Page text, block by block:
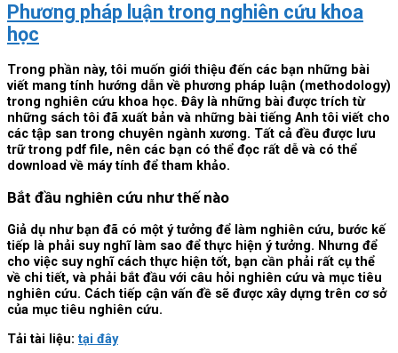
Phương pháp luận trong nghiên cứu khoa
học
Trong phần này, tôi muốn giới thiệu đến các bạn những bài
viết mang tính hướng dẫn về phương pháp luận (methodology)
trong nghiên cứu khoa học. Đây là những bài được trích từ
những sách tôi đã xuất bản và những bài tiếng Anh tôi viết cho
các tập san trong chuyên ngành xương. Tất cả đều được lưu
trữ trong pdf file, nên các bạn có thể đọc rất dễ và có thể
download về máy tính để tham khảo.
Bắt đầu nghiên cứu như thế nào
Giả dụ như bạn đã có một ý tưởng để làm nghiên cứu, bước kế
tiếp là phải suy nghĩ làm sao để thực hiện ý tưởng. Nhưng để
cho việc suy nghĩ cách thực hiện tốt, bạn cần phải rất cụ thể
về chi tiết, và phải bắt đầu với câu hỏi nghiên cứu và mục tiêu
nghiên cứu. Cách tiếp cận vấn đề sẽ được xây dựng trên cơ sở
của mục tiêu nghiên cứu.
Tải tài liệu:tại đây